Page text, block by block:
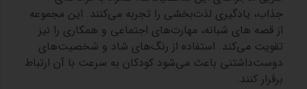
جذاب، یادگیری لذت‌بخشی را تجربه می‌کنند. این مجموعه
از قصه های شبانه، مهارت‌های اجتماعی و همکاری را نیز
تقویت می‌کند. استفاده از رنگ‌های شاد و شخصیت‌های
دوست‌داشتنی باعث می‌شود کودکان به سرعت با آن ارتباط
برقرار کنند.